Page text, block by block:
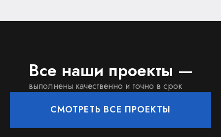
Все наши проекты —
выполнены качественно и точно в срок
СМОТРЕТЬ ВСЕ ПРОЕКТЫ